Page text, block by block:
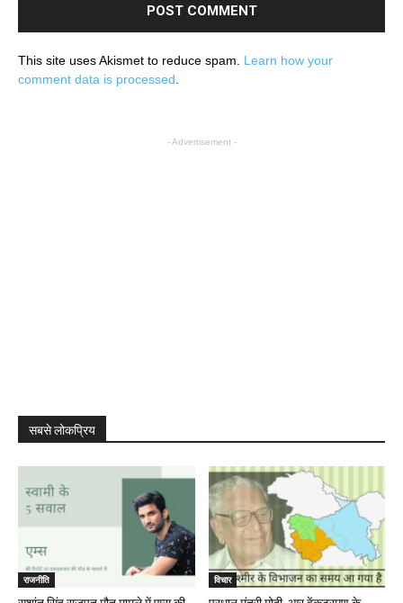
This site uses Akismet to reduce spam. Learn how your
comment data is processed
- Advertisement -
सबसे लोकप्रिय
राजनीति विचार